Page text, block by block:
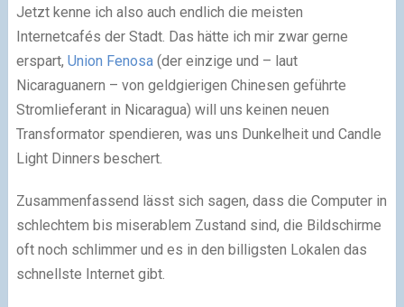
Jetzt kenne ich also auch endlich die meisten
Internetcafés der Stadt. Das hätte ich mir zwar gerne
erspart, Union Fenosa(der einzige und – laut
Nicaraguanern – von geldgierigen Chinesen geführte
Stromlieferant in Nicaragua) will uns keinen neuen
Transformator spendieren, was uns Dunkelheit und Candle
Light Dinners beschert.
Zusammenfassend lässt sich sagen, dass die Computer in
schlechtem bis miserablem Zustand sind, die Bildschirme
oft noch schlimmer und es in den billigsten Lokalen das
schnellste Internet gibt.